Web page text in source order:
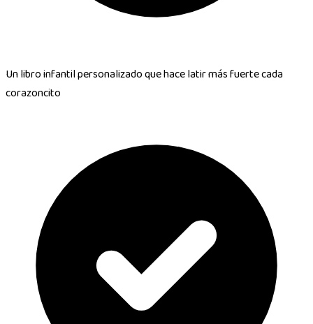
Un libro infantil personalizado que hacelatir más fuerte cada
corazoncito